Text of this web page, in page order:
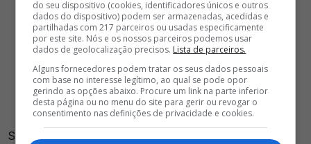
Segundo avança o jornal turco Sabah,
do seu dispositivo (cookies, identificadores únicos e outros
dados do dispositivo) podem ser armazenadas, acedidas e
partilhadas com 217 parceiros ou usadas especificamente
por este site. Nós e os nossos parceiros podemos usar
dados de geolocalização precisos. Lista de parceiros.
Alguns fornecedores podem tratar os seus dados pessoais
com base no interesse legítimo, ao qual se pode opor
gerindo as opções abaixo. Procure um link na parte inferior
desta página ou no menu do site para gerir ou revogar o
consentimento nas definições de privacidade e cookies.